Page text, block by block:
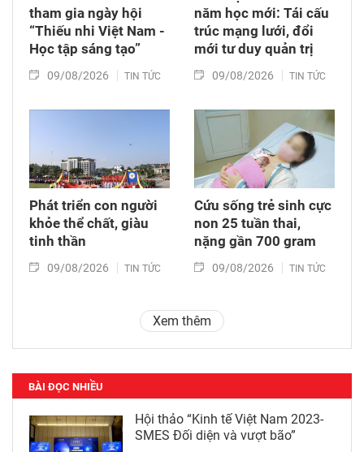
tham gia ngày hội
“Thiếu nhi Việt Nam -
Học tập sáng tạo”
09/08/2026 TIN TỨC
năm học mới: Tái cấu
trúc mạng lưới, đổi
mới tư duy quản trị
09/08/2026 TIN TỨC
Phát triển con người
khỏe thể chất, giàu
tinh thần
09/08/2026 TIN TỨC
Cứu sống trẻ sinh cực
non 25 tuần thai,
nặng gần 700 gram
09/08/2026 TIN TỨC
Xem thêm
BÀI ĐỌC NHIỀU
Hội thảo “Kinh tế Việt Nam 2023-
SMES Đối diện và vượt bão”